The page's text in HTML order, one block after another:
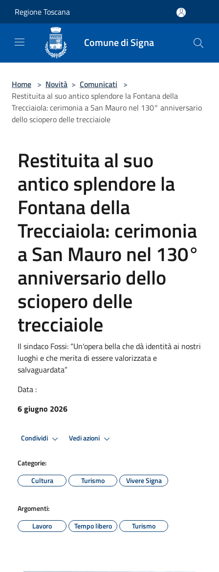
Regione Toscana
Comune di Signa
Home > Novità > Comunicati >
Restituita al suo antico splendore la Fontana della
Trecciaiola: cerimonia a San Mauro nel 130° anniversario
dello sciopero delle trecciaiole
Restituita al suo
antico splendore la
Fontana della
Trecciaiola: cerimonia
a San Mauro nel 130°
anniversario dello
sciopero delle
trecciaiole
Il sindaco Fossi: “Un'opera bella che dà identità ai nostri
luoghi e che merita di essere valorizzata e
salvaguardata”
Data :
6 giugno 2026
Condividi Vedi azioni
Categorie:
Cultura
Turismo Vivere Signa
Argomenti:
Lavoro
Tempo libero Turismo